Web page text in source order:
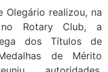
Olegário realizou, na
Rotary Club, a
dos Títulos de
de Mérito